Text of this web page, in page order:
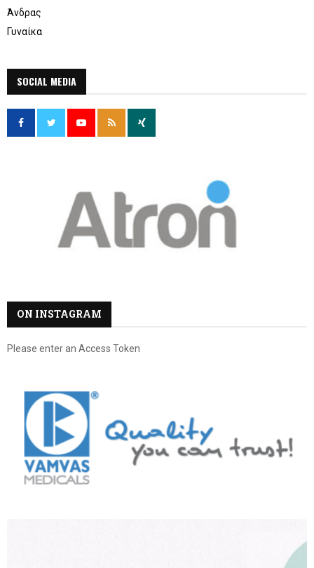
Άνδρας
Γυναίκα
SOCIAL MEDIA
ON INSTAGRAM
Please enter an Access Token